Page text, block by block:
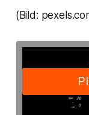
( Bild: